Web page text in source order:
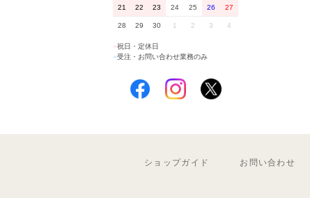
21 22 23 24 25 26 27
28 29 30 1 2 3 4
祝日・定休日
■受注・お問い合わせ業務のみ
ショップガイド お問い合わせ